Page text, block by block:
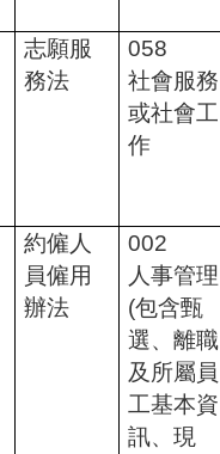
志願服
務法
058
社會服務
或社會工
作
約僱人
員僱用
辦法
002
人事管理
(包含甄
選、離職
及所屬員
工基本資
訊、現